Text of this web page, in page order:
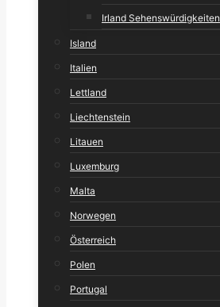
Irland Sehenswürdigkeiten
Island
Italien
Lettland
Liechtenstein
Litauen
Luxemburg
Malta
Norwegen
Österreich
Polen
Portugal